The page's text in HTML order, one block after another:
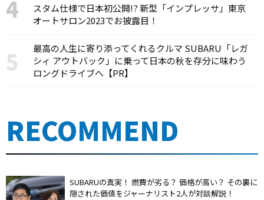
スタム仕様で日本初公開!? 新型「インプレッサ」東京
オートサロン2023でお披露目！
最高の人生に寄り添ってくれるクルマ SUBARU「レガ
シィ アウトバック」に乗って日本の秋を存分に味わう
ロングドライブへ【PR】
RECOMMEND
SUBARUの真実！ 燃費が劣る？ 価格が高い？ その裏に
隠された価値をジャーナリスト2人が対談解説！